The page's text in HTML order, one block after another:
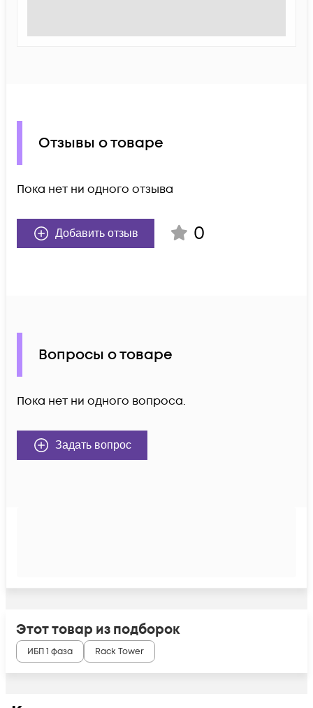
Отзывы о товаре
Пока нет ни одного отзыва
Добавить отзыв 0
Вопросы о товаре
Пока нет ни одного вопроса.
Задать вопрос
Этот товар из подборок
ИБП 1 фаза Rack Tower